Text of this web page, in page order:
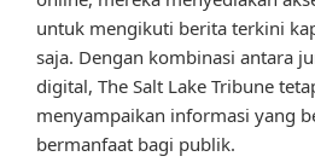
untuk mengikuti berita terkini
saja. Dengan kombinasi antara
digital, The Salt Lake Tribune
menyampaikan informasi yang
bermanfaat bagi publik.